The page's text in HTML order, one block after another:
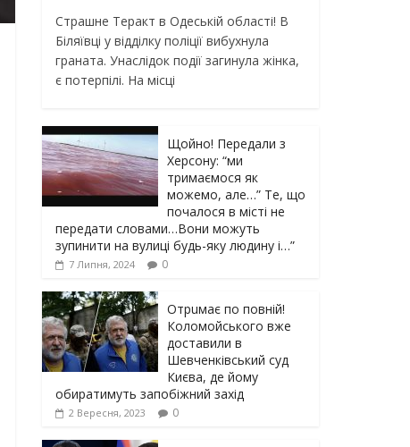
Страшне Теракт в Одеській області! В
Біляївці у відділку поліції вибухнула
граната. Унаслідок події загинула жінка,
є потерпілі. На місці
Щойно! Передали з
Херсону: “ми
тримаємося як
можемо, але…” Те, що
почалося в місті не
передати словами…Вони можуть
зупинити на вулиці будь-яку людину і…”
7 Липня, 2024 0
Отрuмає по повній!
Коломойського вже
доставили в
Шевченківський суд
Києва, де йому
обиратимуть запобіжний захід
2 Вересня, 2023 0